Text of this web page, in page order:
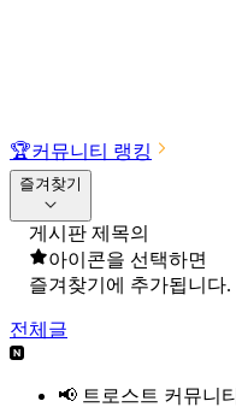
🏆커뮤니티 랭킹
즐겨찾기
게시판 제목의
아이콘을 선택하면
즐겨찾기에 추가됩니다.
전체글
📢 트로스트 커뮤니티